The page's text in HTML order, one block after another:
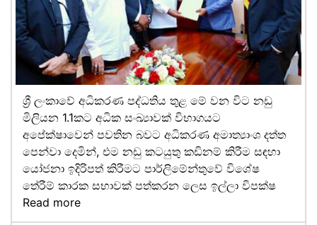
ශ්‍රී ලංකාවේ අධිකරණ පද්ධතිය තුළ මේ වන විට නඩු
මිලියන 1.1කට අධික සංඛ්‍යාවක් විභාගයට
අපේක්ෂාවෙන් පවතින බවට අධිකරණ අමාත්‍යාංශ දත්ත
පෙන්වා දෙමින්, එම නඩු කටයුතු කඩිනම් කිරීම සඳහා
යෝජනා ඉදිරිපත් කිරීමට පාර්ලිමේන්තුවේ විශේෂ
තේරීම් කාරක සභාවක් පත්කරන ලෙස ඉල්ලා විපක්ෂ
Read more